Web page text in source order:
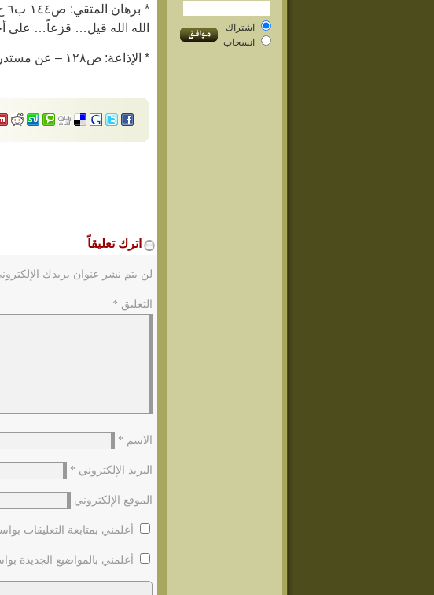
اشتراك
انسحاب
الله الله قيل… قزعاً… على
* الإذاعة: ص١٢٨ – عن مستدرك الحاكم
اترك تعليقاً
لن يتم نشر عنوان بريدك
التعليق *
الاسم *
البريد الإلكتروني *
الموقع الإلكتروني
أعلمني بمتابعة التعليقات
أعلمني بالمواضيع الجديدة